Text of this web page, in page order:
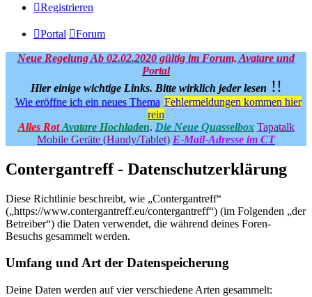
Registrieren
Portal Forum
Neue Regelung Ab 02.02.2020 gültig im Forum, Avatare und
Portal
Hier einige wichtige Links. Bitte wirklich jeder lesen !!
Wie eröffne ich ein neues Thema Fehlermeldungen kommen hier
rein
Alles Rot Avatare Hochladen. Die Neue Quasselbox Tapatalk
Mobile Geräte (Handy/Tablet) E-Mail-Adresse im CT
Contergantreff - Datenschutzerklärung
Diese Richtlinie beschreibt, wie „Contergantreff“
(„https://www.contergantreff.eu/contergantreff“) (im Folgenden „der
Betreiber“) die Daten verwendet, die während deines Foren-
Besuchs gesammelt werden.
Umfang und Art der Datenspeicherung
Deine Daten werden auf vier verschiedene Arten gesammelt: